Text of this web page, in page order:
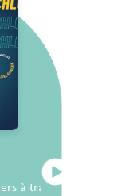
à travers la RSE